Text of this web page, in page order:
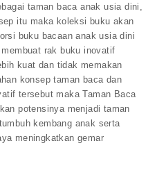
taman baca anak usia dini,
itu maka koleksi buku akan
buku bacaan anak usia dini
rak buku inovatif
kuat dan tidak memakan
konsep taman baca dan
tersebut maka Taman Baca
potensinya menjadi taman
kembang anak serta
meningkatkan gemar